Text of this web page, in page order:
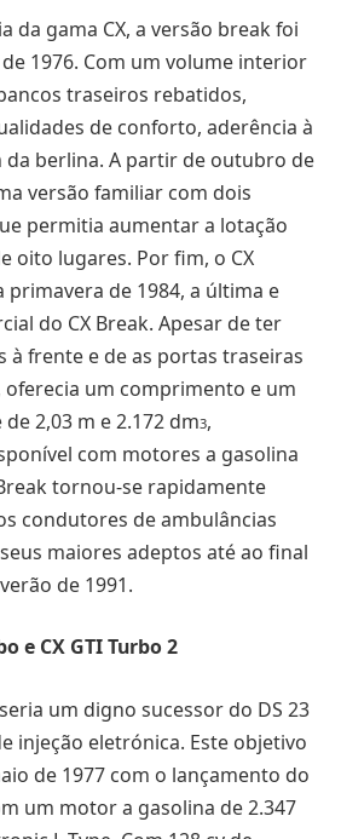
da gama CX, a versão break foi
1976. Com um volume interior
traseiros rebatidos,
de conforto, aderência à
da berlina. A partir de outubro de
versão familiar com dois
permitia aumentar a lotação
oito lugares. Por fim, o CX
primavera de 1984, a última e
do CX Break. Apesar de ter
à frente e de as portas traseiras
um comprimento e um
2,03 m e 2.172 dm3,
com motores a gasolina
tornou-se rapidamente
condutores de ambulâncias
maiores adeptos até ao final
de 1991.
e CX GTI Turbo 2
um digno sucessor do DS 23
injeção eletrónica. Este objetivo
de 1977 com o lançamento do
um motor a gasolina de 2.347